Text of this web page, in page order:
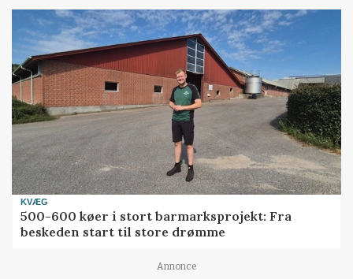
KVÆG
500-600 køer i stort barmarksprojekt: Fra
beskeden start til store drømme
Annonce